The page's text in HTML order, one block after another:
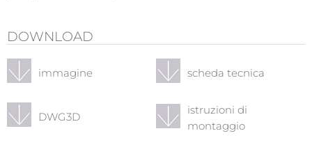
DOWNLOAD
immagine scheda tecnica
DWG3D
istruzioni di
montaggio